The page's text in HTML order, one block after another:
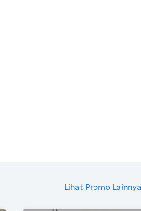
Lihat Promo Lainnya